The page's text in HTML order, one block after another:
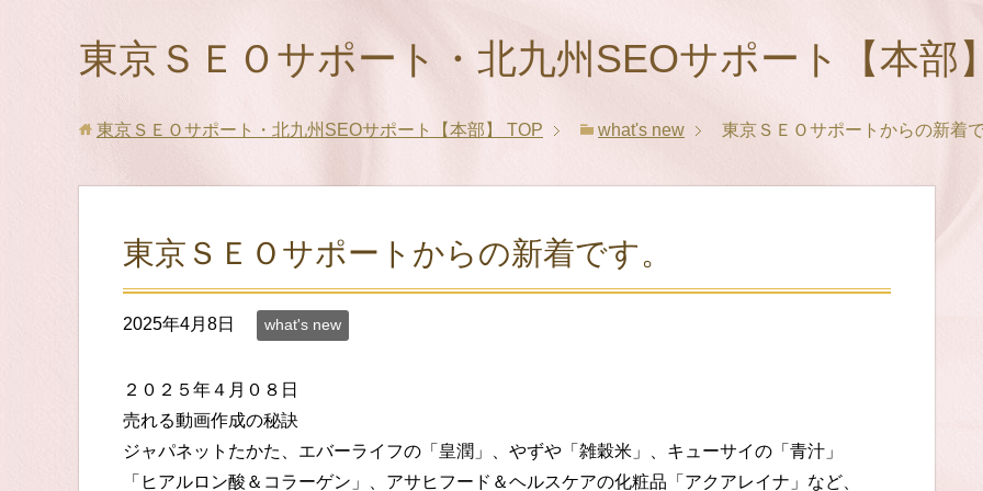
東京ＳＥＯサポート・北九州SEOサポート【本部
東京ＳＥＯサポート・北九州SEOサポート【本部】 TOP what's new 東京ＳＥＯサポートからの新着
東京ＳＥＯサポートからの新着です。
2025年4月8日 what's new
２０２５年４月０８日
売れる動画作成の秘訣
ジャパネットたかた、エバーライフの「皇潤」、やずや「雑穀米」、キューサイの「青汁」
「ヒアルロン酸＆コラーゲン」、アサヒフード＆ヘルスケアの化粧品「アクアレイナ」など、